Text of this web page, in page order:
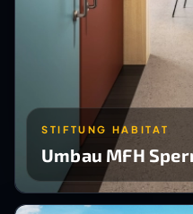
STIFTUNG HABITAT
Umbau MFH